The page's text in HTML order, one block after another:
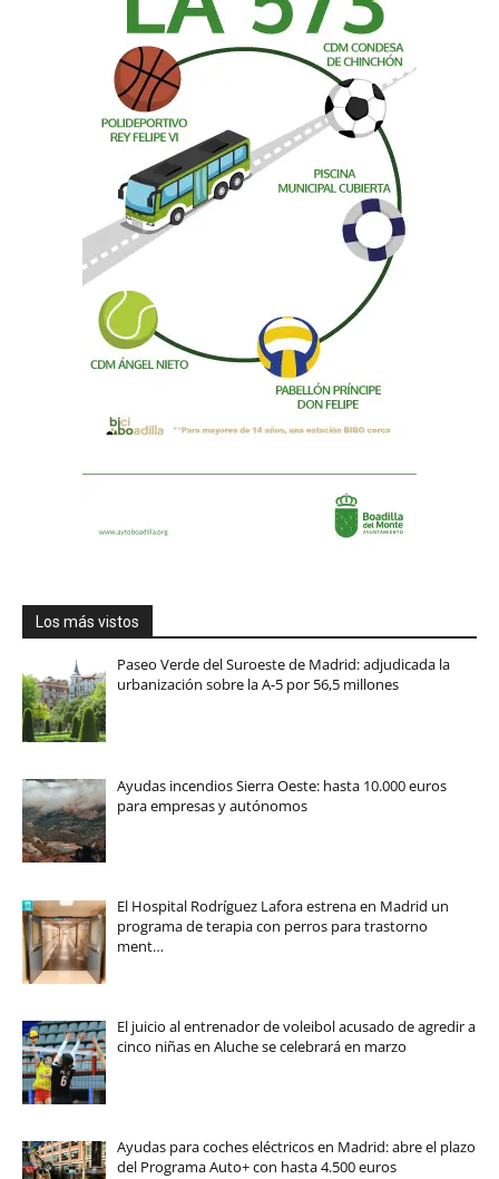
Los más vistos
Paseo Verde del Suroeste de Madrid: adjudicada la
urbanización sobre la A-5 por 56,5 millones
Ayudas incendios Sierra Oeste: hasta 10.000 euros
para empresas y autónomos
El Hospital Rodríguez Lafora estrena en Madrid un
programa de terapia con perros para trastorno
ment…
El juicio al entrenador de voleibol acusado de agredir a
cinco niñas en Aluche se celebrará en marzo
Ayudas para coches eléctricos en Madrid: abre el plazo
del Programa Auto+ con hasta 4.500 euros